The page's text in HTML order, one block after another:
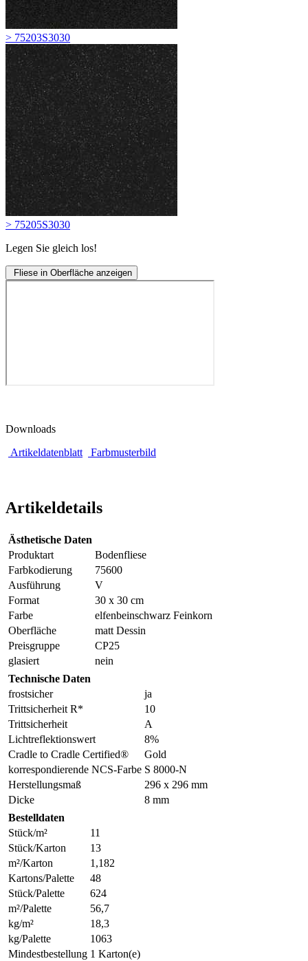
> 75203S3030
> 75205S3030
Legen Sie gleich los!
Fliese in Oberfläche anzeigen
Downloads
Artikeldatenblatt
Farbmusterbild
Artikeldetails
Ästhetische Daten
Produktart
Bodenfliese
Farbkodierung
75600
Ausführung
V
Format
30 x 30 cm
Farbe
elfenbeinschwarz Feinkorn
Oberfläche
matt Dessin
Preisgruppe
CP25
glasiert
nein
Technische Daten
frostsicher
ja
Trittsicherheit R*
10
Trittsicherheit
A
Lichtreflektionswert
8%
Cradle to Cradle Certified®
Gold
korrespondierende NCS-Farbe S 8000-N
Herstellungsmaß
296 x 296 mm
Dicke
8 mm
Bestelldaten
Stück/m²
11
Stück/Karton
13
m²/Karton
1,182
Kartons/Palette
48
Stück/Palette
624
m²/Palette
56,7
kg/m²
18,3
kg/Palette
1063
Mindestbestellung 1 Karton(e)